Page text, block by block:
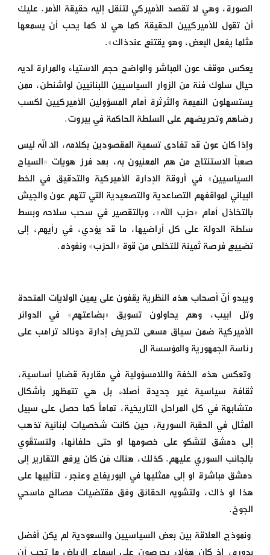
الصورة، وهي لا تقصد الأميركي لتنقل إليه حقيقة الأمر. عليك
أن تقول للأميركيين الحقيقة كما هي لا كما يحب أن يسمعها
مثلما يفعل البعض، وهو يقتنع عندذاك».
يعكس موقف عون المباشر والواضح حجم الاستياء والمرارة لديه
حيال سلوك فئة من الزوار السياسيين اللبنانيين لواشنطن، ممن
يستسهلون النميمة والثرثرة أمام المسؤولين الأميركيين لكسب
رضاهم وتحريضهم على السلطة الحاكمة في بيروت.
وإذا كان عون قد تفادى تسمية المقصودين بكلامه، الّا انّه ليس
صعباً الاستنتاج من هم المعنيون به، بعد فرز هويات «السياح
السياسيين» في أروقة الإدارة الأميركية والتدقيق في الخط
البياني لمواقفهم التصاعدية والتصعيدية التي تتهم عون والجيش
بالتخاذل أمام «حزب الله»، وبالتقصير في سحب سلاحه وبسط
سلطة الدولة على كل أراضيها، ما قد يؤدي، في رأيهم، إلى
تضييع فرصة ثمينة للتخلص من قوة «الحزب» ونفوذه.
ويبدو أنّ أصحاب هذه النظرية يقفون على يمين الولايات المتحدة
وتل ابيب، وهم يحاولون تسويق «بضاعتهم» في الدوائر
الأميركية ضمن سياق مسعى لتحريض إدارة دونالد ترامب على
رئاسة الجمهورية والمؤسسة ال
وتعكس هذه الخفة واللامسؤولية في مقاربة قضايا أساسية،
ثقافة سياسية غير جديدة أصلاً، بل هي تتمظهر بأشكال
متشابهة في كل المراحل التاريخية، تماماً كما حصل على سبيل
المثال في الحقبة السورية، حين كانت شخصيات لبنانية تذهب
إلى دمشق لتشكو على خصومها او حتى حلفائها، ولتستقَوي
بالجانب السوري عليهم. كذلك، هناك مَن كان يرفع التقارير إلى
دمشق مباشرة او إلى ممثليها في البوريفاج وعنجر، لتأليبها على
هذا او ذاك، ولتشويه الحقائق وفق مقتضيات مصالح ماسحي
الجوخ.
ونموذج العلاقة بين بعض السياسيين والسعودية لم يكن أفضل